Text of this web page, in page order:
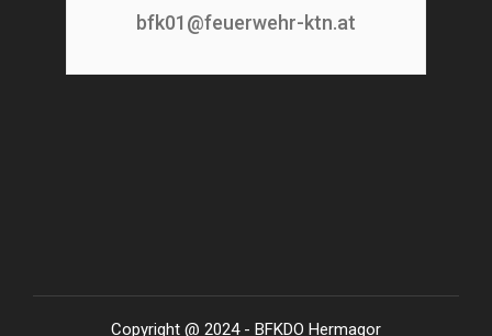
bfk01@feuerwehr-ktn.at
Copyright @ 2024 - BFKDO Hermagor